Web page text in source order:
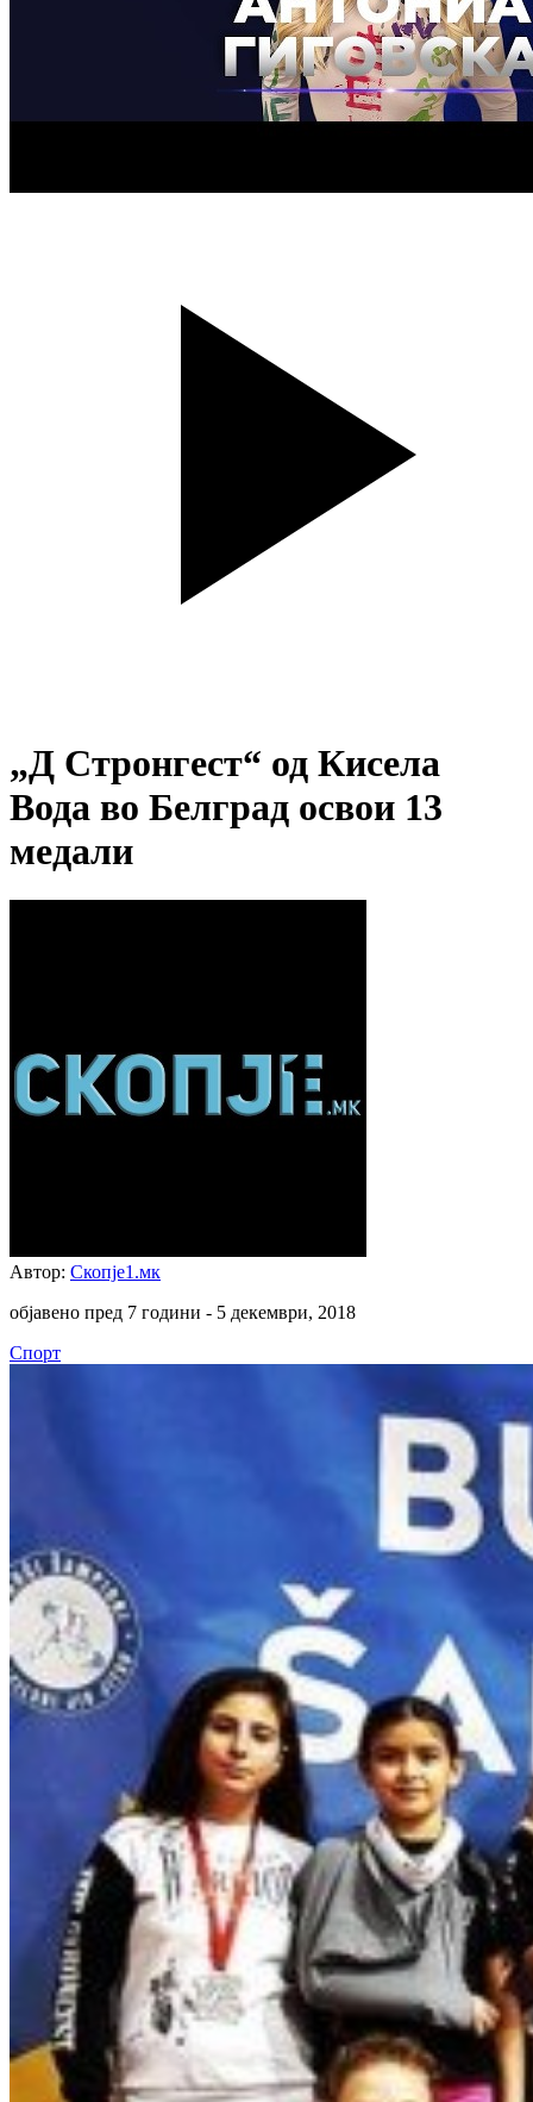
„Д Стронгест“ од Кисела
Вода во Белград освои 13
медали
Автор: Скопје1.мк
објавено пред 7 години - 5 декември, 2018
Спорт